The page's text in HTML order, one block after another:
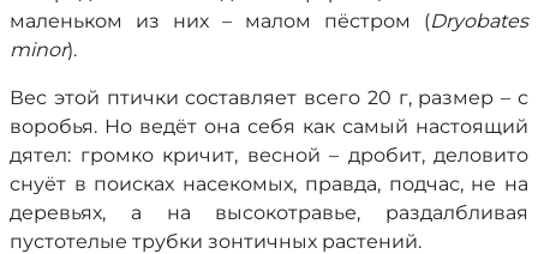
маленьком из них – малом пёстром (Dryobates
minor).
Вес этой птички составляет всего 20 г, размер – с
воробья. Но ведёт она себя как самый настоящий
дятел: громко кричит, весной – дробит, деловито
снуёт в поисках насекомых, правда, подчас, не на
деревьях, а на высокотравье, раздалбливая
пустотелые трубки зонтичных растений.